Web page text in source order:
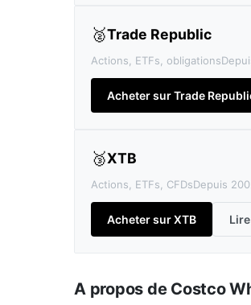
🥈Trade Republic
Actions, ETFs, obligations
Acheter sur Trade
🥉XTB
Actions, ETFs, CFDsDepuis
Acheter sur XTB
A propos de Costco